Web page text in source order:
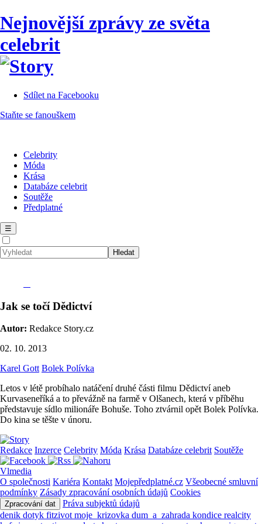
Nejnovější zprávy ze světa
celebrit
Sdílet na Facebooku
Staňte se fanouškem
Celebrity
Móda
Krása
Databáze celebrit
Soutěže
Předplatné
☰
Jak se točí Dědictví
Autor: Redakce Story.cz
02. 10. 2013
Karel Gott Bolek Polívka
Letos v létě probíhalo natáčení druhé části filmu Dědictví aneb
Kurvaseneříká a to převážně na farmě v Olšanech, která v příběhu
představuje sídlo milionáře Bohuše. Toho ztvárnil opět Bolek Polívka.
Do kina se těšte v únoru.
Redakce Inzerce Celebrity Móda Krása Databáze celebrit Soutěže
Vlmedia
O společnosti Kariéra Kontakt Mojepředplatné.cz Všeobecné smluvní
podmínky Zásady zpracování osobních údajů Cookies
Zpracování dat
Práva subjektů údajů
denik dotyk fitzivot moje_krizovka dum_a_zahrada kondice realcity